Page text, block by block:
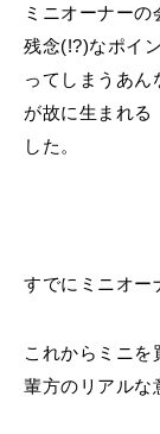
ミニオーナー
残念(!?)なポイ
ってしまうあん
が故に生まれる
した。
すでにミニオー
これからミニ
輩方のリアルな